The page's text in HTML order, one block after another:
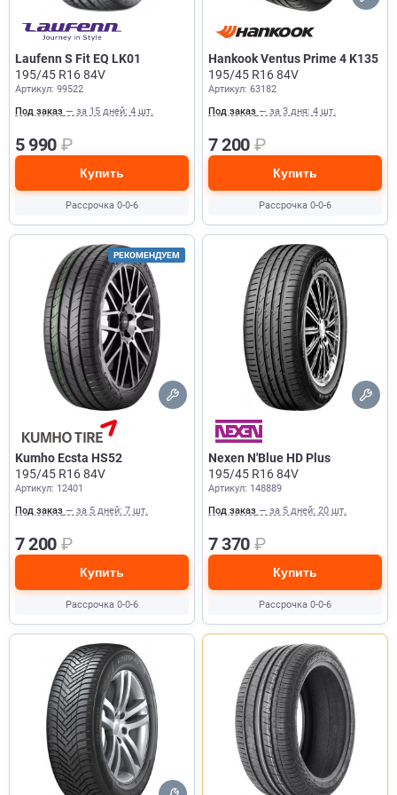
Laufenn S Fit EQ LK01
195/45 R16 84V
Артикул: 99522
Под заказ — за 15 дней: 4 шт.
5 990 ₽
Купить
Рассрочка 0-0-6
Hankook Ventus Prime 4 K135
195/45 R16 84V
Артикул: 63182
Под заказ — за 3 дня: 4 шт.
7 200 ₽
Купить
Рассрочка 0-0-6
РЕКОМЕНДУЕМ
Kumho Ecsta HS52
195/45 R16 84V
Артикул: 12401
Под заказ — за 5 дней: 7 шт.
7 200 ₽
Купить
Рассрочка 0-0-6
Nexen N'Blue HD Plus
195/45 R16 84V
Артикул: 148889
Под заказ — за 5 дней: 20 шт.
7 370 ₽
Купить
Рассрочка 0-0-6